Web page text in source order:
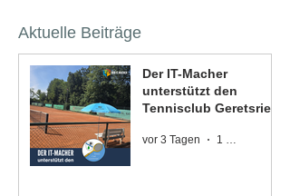
Aktuelle Beiträge
Der IT-Macher
unterstützt den
Tennisclub Geretsried
vor 3 Tagen 1 Min. Lesezeit